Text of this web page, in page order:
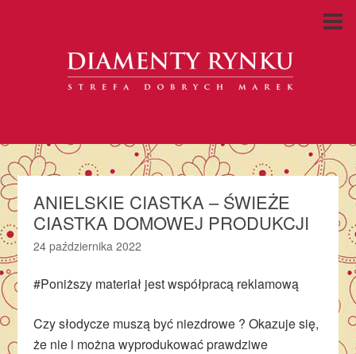
ANIELSKIE CIASTKA – ŚWIEŻE
CIASTKA DOMOWEJ PRODUKCJI
24 października 2022
#Poniższy materiał jest współpracą reklamową
Czy słodycze muszą być niezdrowe ? Okazuje się,
że nie i można wyprodukować prawdziwe